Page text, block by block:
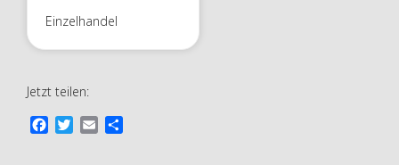
Einzelhandel
Jetzt teilen: